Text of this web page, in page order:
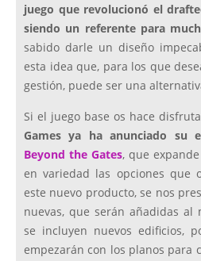
juego que revolucionó el
siendo un referente para
sabido darle un diseño
esta idea que, para los que
gestión, puede ser una
Si el juego base os hace
Games ya ha anunciado su
Beyond the Gates, que
en variedad las opciones que
este nuevo producto, se nos
nuevas, que serán añadidas al
se incluyen nuevos edificios,
empezarán con los planos para